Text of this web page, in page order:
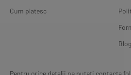
Cum platesc
Blog
Pentru orice detalii ne puteti contacta